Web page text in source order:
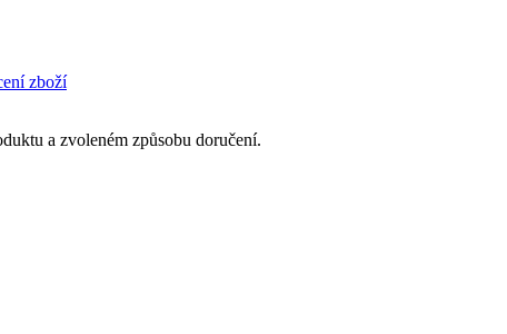
zboží
a zvoleném způsobu doručení.